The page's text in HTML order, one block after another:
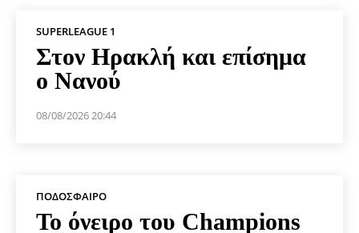
SUPERLEAGUE 1
Στον Ηρακλή και επίσημα
ο Νανού
08/08/2026 20:44
ΠΟΔΌΣΦΑΙΡΟ
Το όνειρο του Champions